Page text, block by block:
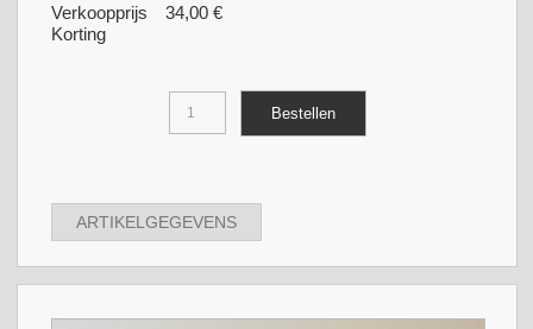
Verkoopprijs
34,00 €
Korting
ARTIKELGEGEVENS